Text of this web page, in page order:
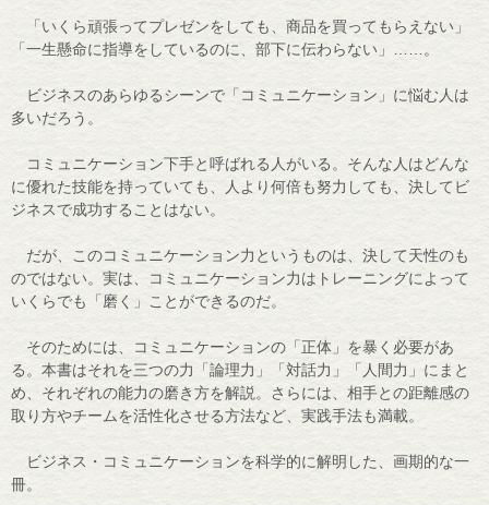
「いくら頑張ってプレゼンをしても、商品を買ってもらえない」
「一生懸命に指導をしているのに、部下に伝わらない」……。
ビジネスのあらゆるシーンで「コミュニケーション」に悩む人は
多いだろう。
コミュニケーション下手と呼ばれる人がいる。そんな人はどんな
に優れた技能を持っていても、人より何倍も努力しても、決してビ
ジネスで成功することはない。
だが、このコミュニケーション力というものは、決して天性のも
のではない。実は、コミュニケーション力はトレーニングによって
いくらでも「磨く」ことができるのだ。
そのためには、コミュニケーションの「正体」を暴く必要があ
る。本書はそれを三つの力「論理力」「対話力」「人間力」にまと
め、それぞれの能力の磨き方を解説。さらには、相手との距離感の
取り方やチームを活性化させる方法など、実践手法も満載。
ビジネス・コミュニケーションを科学的に解明した、画期的な一
冊。